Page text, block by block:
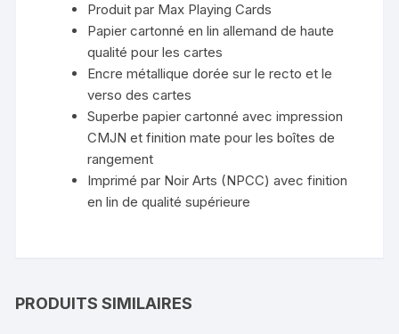
Produit par Max Playing Cards
Papier cartonné en lin allemand de haute
qualité pour les cartes
Encre métallique dorée sur le recto et le
verso des cartes
Superbe papier cartonné avec impression
CMJN et finition mate pour les boîtes de
rangement
Imprimé par Noir Arts (NPCC) avec finition
en lin de qualité supérieure
PRODUITS SIMILAIRES